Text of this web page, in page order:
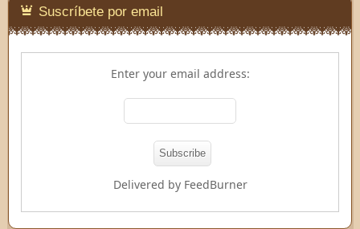
Suscríbete por email
Enter your email address:
Delivered by FeedBurner